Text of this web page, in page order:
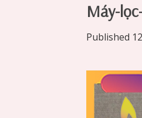
Máy-
Published